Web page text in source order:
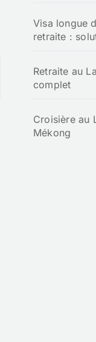
Visa longue
retraite :
Retraite au
complet
Croisière au
Mékong